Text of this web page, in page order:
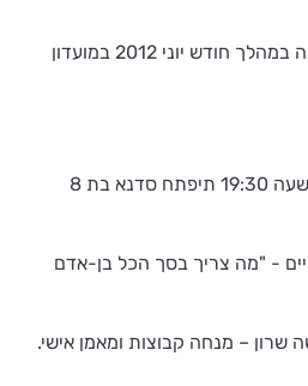
להלן הפעילויות שתתקיימנה במהלך חודש יוני 2012 במועדון
א. ביום ד' ה-20.6.2012 בשעה 19:30 תיפתח סדנא בת 8
- "מה צריך בסך הכל בן-אדם
– מנחה קבוצות ומאמן אישי.